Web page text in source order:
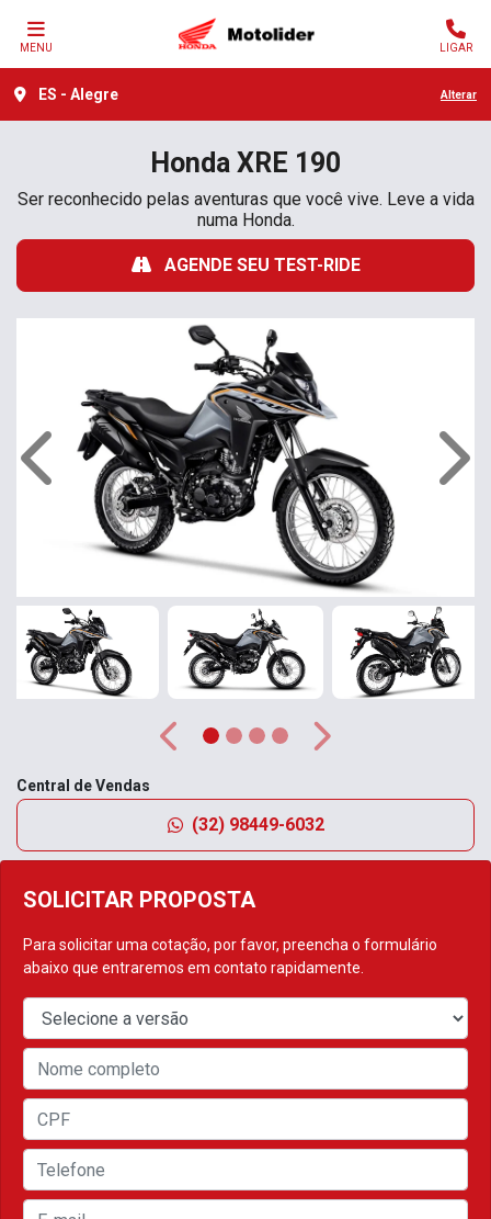
MENU LIGAR
ES - Alegre Alterar
Honda XRE 190
Ser reconhecido pelas aventuras que você vive. Leve a vida
numa Honda.
AGENDE SEU TEST-RIDE
SOLICITAR PROPOSTA
Para solicitar uma cotação, por favor, preencha o formulário
abaixo que entraremos em contato rapidamente.
Anterior
Anterior Próximo
Central de Vendas
(32) 98449-6032